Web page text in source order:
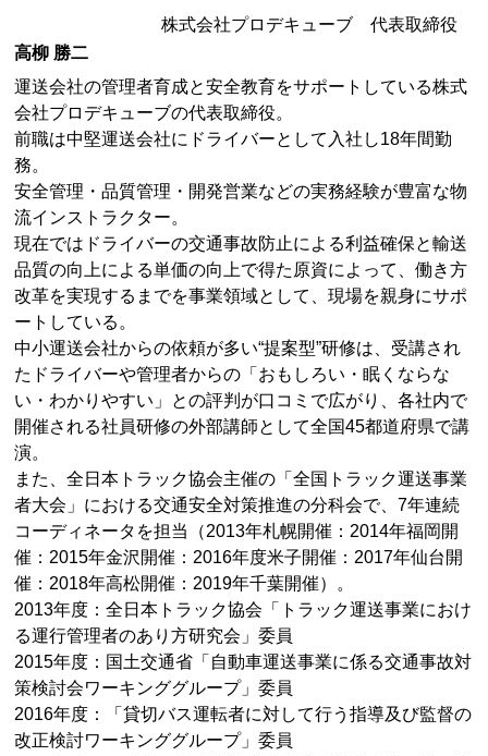
株式会社プロデキューブ 代表取締役
高柳 勝二
運送会社の管理者育成と安全教育をサポートしている株式
会社プロデキューブの代表取締役。
前職は中堅運送会社にドライバーとして入社し18年間勤
務。
安全管理・品質管理・開発営業などの実務経験が豊富な物
流インストラクター。
現在ではドライバーの交通事故防止による利益確保と輸送
品質の向上による単価の向上で得た原資によって、働き方
改革を実現するまでを事業領域として、現場を親身にサポ
ートしている。
中小運送会社からの依頼が多い“提案型”研修は、受講され
たドライバーや管理者からの「おもしろい・眠くならな
い・わかりやすい」との評判が口コミで広がり、各社内で
開催される社員研修の外部講師として全国45都道府県で講
演。
また、全日本トラック協会主催の「全国トラック運送事業
者大会」における交通安全対策推進の分科会で、7年連続
コーディネータを担当（2013年札幌開催：2014年福岡開
催：2015年金沢開催：2016年度米子開催：2017年仙台開
催：2018年高松開催：2019年千葉開催）。
2013年度：全日本トラック協会「トラック運送事業におけ
る運行管理者のあり方研究会」委員
2015年度：国土交通省「自動車運送事業に係る交通事故対
策検討会ワーキンググループ」委員
2016年度：「貸切バス運転者に対して行う指導及び監督の
改正検討ワーキンググループ」委員